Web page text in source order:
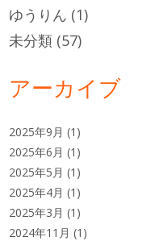
ゆうりん (1)
未分類 (57)
アーカイブ
2025年9月 (1)
2025年6月 (1)
2025年5月 (1)
2025年4月 (1)
2025年3月 (1)
2024年11月 (1)